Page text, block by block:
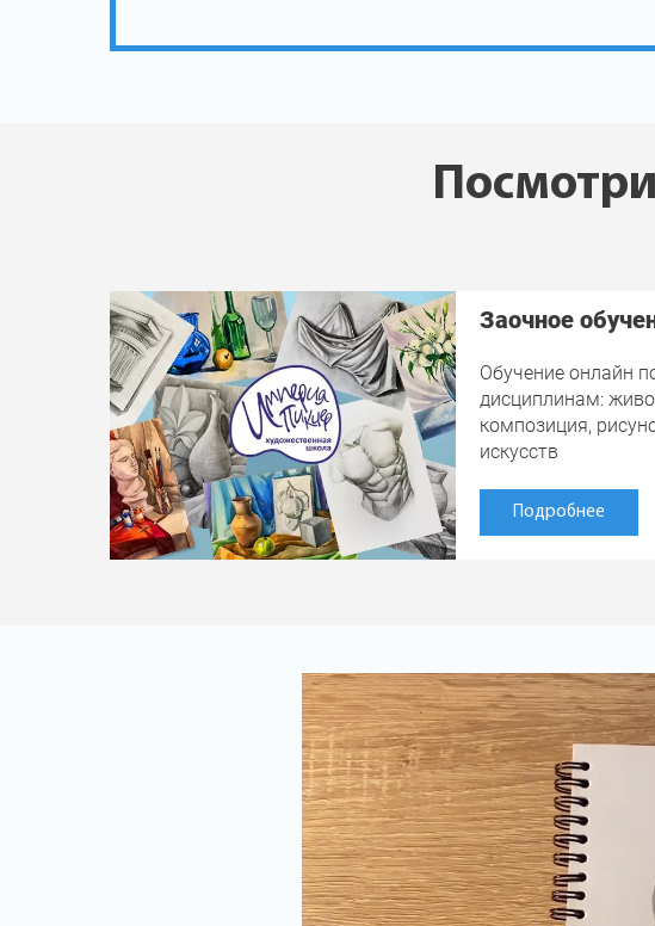
Заочное
Обучение онлайн
дисциплинам:
композиция,
искусств
Подробнее